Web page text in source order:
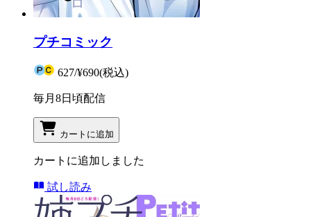
プチコミック
627/¥690(税込)
毎月8日頃配信
カートに追加
カートに追加しました
試し読み